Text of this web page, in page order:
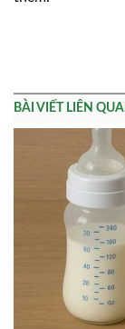
BÀI VIẾT LIÊN